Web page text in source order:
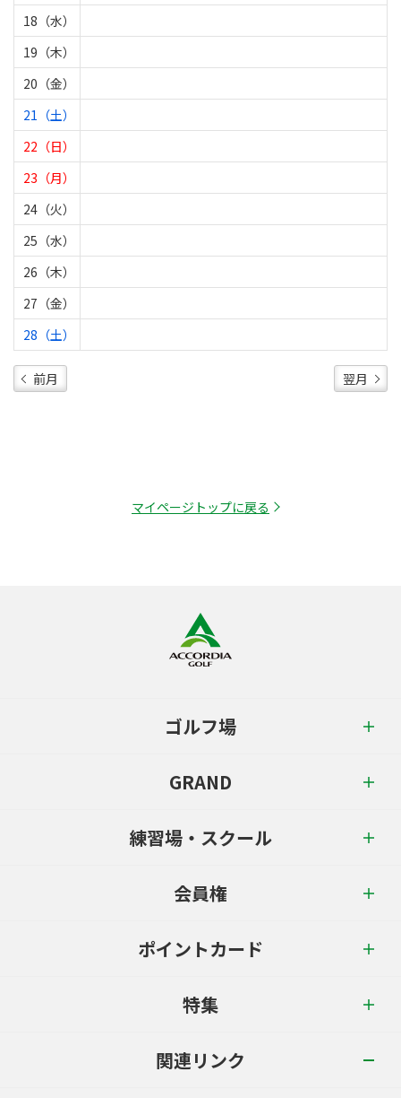
18（水）
19（木）
20（金）
21（土）
22（日）
23（月）
24（火）
25（水）
26（木）
27（金）
28（土）
前月 翌月
マイページトップに戻る
ゴルフ場
GRAND
練習場・スクール
会員権
ポイントカード
特集
関連リンク